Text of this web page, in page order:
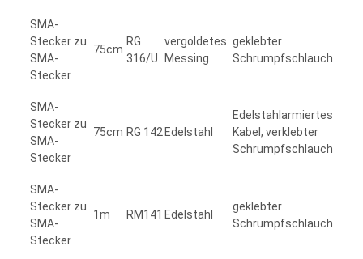
SMA-
Stecker zu
SMA-
Stecker
75cm
RG
316/U
vergoldetes
Messing
geklebter
Schrumpfschlauch
SMA-
Stecker zu
SMA-
Stecker
75cm RG 142 Edelstahl
Edelstahlarmiertes
Kabel, verklebter
Schrumpfschlauch
SMA-
Stecker zu
SMA-
Stecker
1m RM141 Edelstahl
geklebter
Schrumpfschlauch